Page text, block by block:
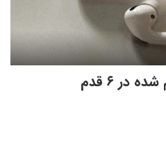
نحوه پیدا کردن ایرپاد گم شده در ۶ قدم